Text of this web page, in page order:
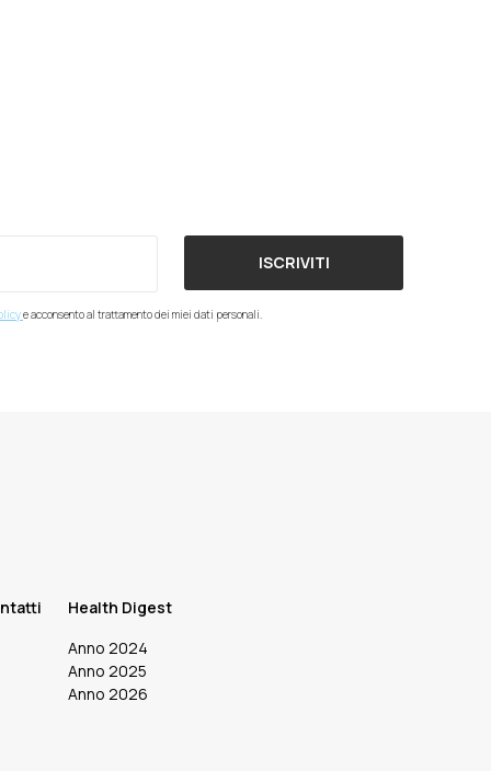
e acconsento al trattamento dei miei dati personali.
ISCRIVITI
Health Digest
Anno 2024
Anno 2025
Anno 2026